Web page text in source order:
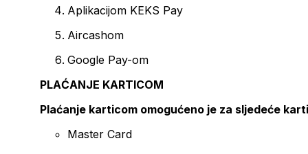
Aplikacijom KEKS Pay
Aircashom
Google Pay-om
PLAĆANJE KARTICOM
Plaćanje karticom omogućeno je za sljedeće
Master Card